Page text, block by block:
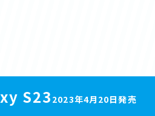
S23 2023年4月20日発売